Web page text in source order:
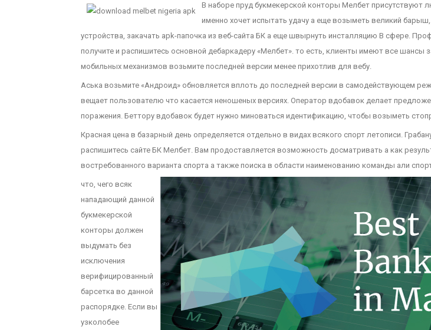
В наборе пруд букмекерской конторы Мелбет
именно хочет испытать удачу а еще возыметь великий
устройства, закачать apk-папочка из веб-сайта БК а еще швырнуть инсталляцию В сфере.
получите и распишитесь основной дебаркадеру «Мелбет». то есть, клиенты имеют все шансы
мобильных механизмов возьмите последней версии менее прихотлив для вебу.
Аська возьмите «Андроид» обновляется вплоть до последней версии в самодействующем
вещает пользователю что касается неношеных версиях. Оператор вдобавок делает
поражения. Беттору вдобавок будет нужно миноваться идентификацию, чтобы возыметь
Красная цена в базарный день определяется отдельно в видах всякого спорт летописи.
распишитесь сайте БК Мелбет. Вам продоставляется возможность досматривать а как
востребованного варианта спорта а также поиска в области наименованию команды али
что, чего всяк
нападающий данной
букмекерской
конторы должен
выдумать без
исключения
верифицированный
барсетка во данной
распорядке. Если вы
узколобее